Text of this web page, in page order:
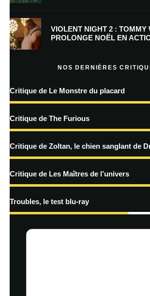
mon prochain commentaire.
Prévenez-moi de tous les nouveaux commentaires
Prévenez-moi de tous les nouveaux articles par e-mail.
traitées
VIOLENT NIGHT 2 : TOMMY
PROLONGE NOËL EN
NOS DERNIÈRES
Critique de Le Monstre du placard
Critique de The Furious
Critique de Zoltan, le chien sanglant de
Critique de Les Maîtres de l’univers
Troubles, le test blu-ray